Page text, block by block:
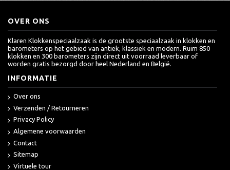
OVER ONS
Klaren Klokkenspeciaalzaak is de grootste speciaalzaak in klokken en
barometers op het gebied van antiek, klassiek en modern. Ruim 850
klokken en 300 barometers zijn direct uit voorraad leverbaar of
worden gratis bezorgd door heel Nederland en België.
INFORMATIE
Over ons
Verzenden / Retourneren
Privacy Policy
Algemene voorwaarden
Contact
Sitemap
Virtuele tour